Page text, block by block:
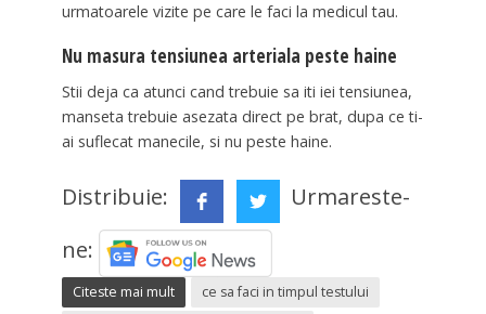
urmatoarele vizite pe care le faci la medicul tau.
Nu masura tensiunea arteriala peste haine
Stii deja ca atunci cand trebuie sa iti iei tensiunea,
manseta trebuie asezata direct pe brat, dupa ce ti-
ai suflecat manecile, si nu peste haine.
Distribuie:
Urmareste-
ne:
Citeste mai mult
ce sa faci in timpul testului